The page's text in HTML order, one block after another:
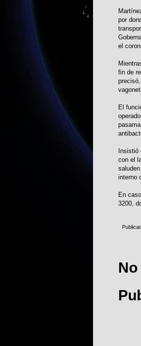
por
el
fin de
El
Insistió
con el
interno
En
3200,